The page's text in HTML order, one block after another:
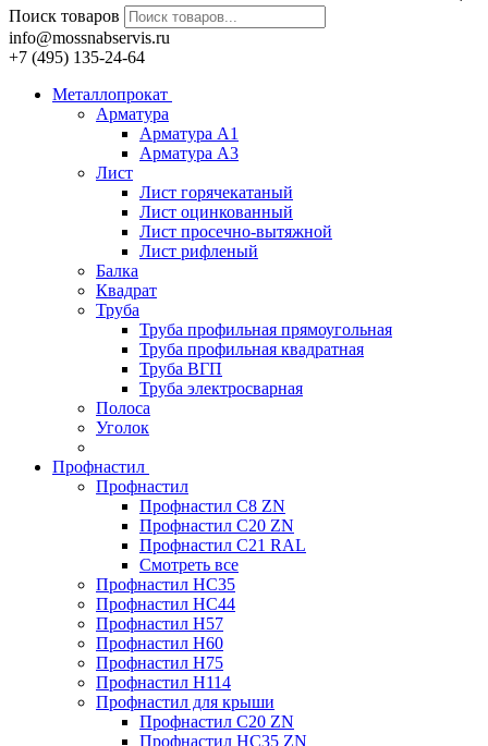
Поиск товаров
info@mossnabservis.ru
+7 (495) 135-24-64
Металлопрокат
Арматура
Арматура А1
Арматура А3
Лист
Лист горячекатаный
Лист оцинкованный
Лист просечно-вытяжной
Лист рифленый
Балка
Квадрат
Труба
Труба профильная прямоугольная
Труба профильная квадратная
Труба ВГП
Труба электросварная
Полоса
Уголок
Профнастил
Профнастил
Профнастил С8 ZN
Профнастил С20 ZN
Профнастил С21 RAL
Смотреть все
Профнастил HC35
Профнастил HC44
Профнастил H57
Профнастил H60
Профнастил H75
Профнастил H114
Профнастил для крыши
Профнастил С20 ZN
Профнастил НС35 ZN